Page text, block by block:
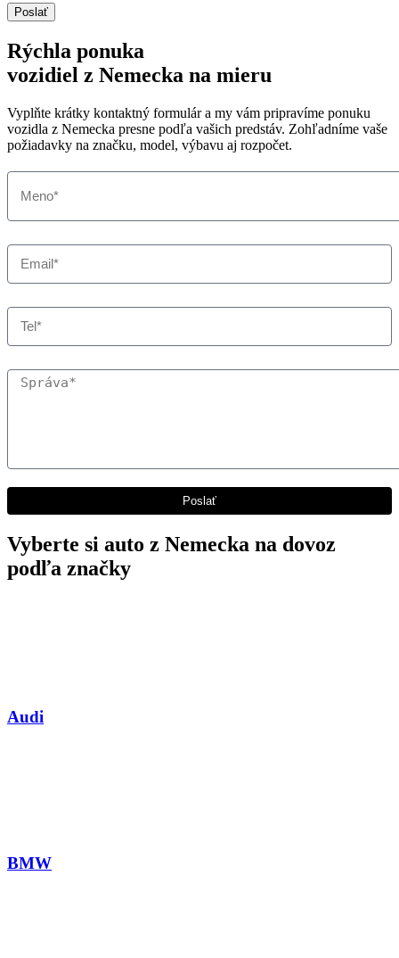
Poslať
Rýchla ponuka
vozidiel z Nemecka na mieru
Vyplňte krátky kontaktný formulár a my vám pripravíme ponuku
vozidla z Nemecka presne podľa vašich predstáv. Zohľadníme vaše
požiadavky na značku, model, výbavu aj rozpočet.
Vyberte si auto z Nemecka na dovoz
podľa značky
Audi
BMW